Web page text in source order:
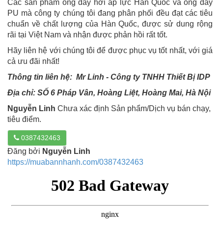
Các sản phẩm ống dây hơi áp lực Hàn Quốc và ống dây
PU mà công ty chúng tôi đang phân phối đều đạt các tiêu
chuẩn về chất lượng của Hàn Quốc, được sử dung rộng
rãi tại Việt Nam và nhận được phản hồi rất tốt.
Hãy liên hệ với chúng tôi để được phục vụ tốt nhất, với giá
cả ưu đãi nhất!
Thông tin liên hệ: Mr Linh - Công ty TNHH Thiết Bị IDP
Địa chỉ: SỐ 6 Pháp Vân, Hoàng Liệt, Hoàng Mai, Hà Nội
Nguyễn Linh Chưa xác định Sản phẩm/Dịch vụ bán chạy,
tiêu điểm.
0387432463
Đăng bởi Nguyễn Linh
https://muabannhanh.com/0387432463